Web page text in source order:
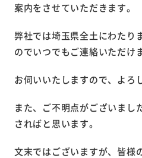
案内をさせていただきます。
弊社では埼玉県全土にわたり
のでいつでもご連絡いただけ
お伺いいたしますので、よろ
また、ご不明点がございまし
さればと思います。
文末ではございますが、皆様